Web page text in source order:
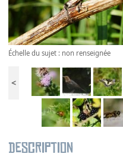
Échelle du sujet : non renseignée
<
Description